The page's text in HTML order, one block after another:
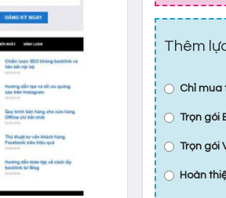
Thêm
Chỉ mua
Trọn gói
Trọn gói
Hoàn